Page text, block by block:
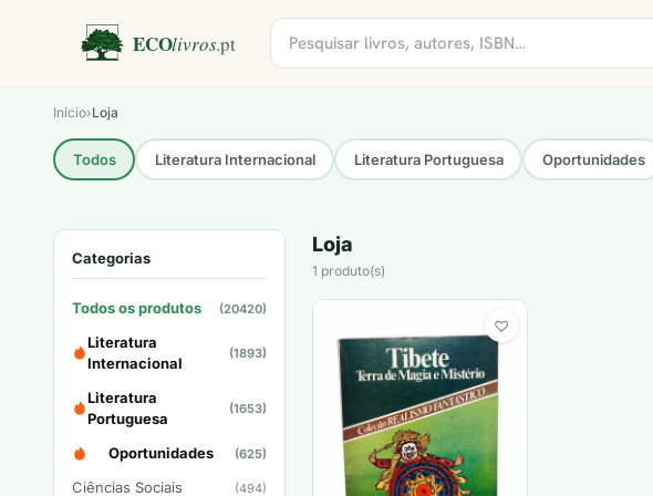
Início›Loja
Todos Literatura Internacional Literatura Portuguesa Oportunidades
Categorias
Todos os produtos (20420)
Literatura
Internacional
(1893)
Literatura
Portuguesa
(1653)
Oportunidades (625)
Ciências Sociais (494)
Loja
1 produto(s)
♡